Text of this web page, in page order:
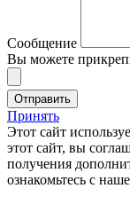
Сообщение
Вы можете
Отправить
Принять
Этот сайт
этот сайт, вы
получения
ознакомьтесь с